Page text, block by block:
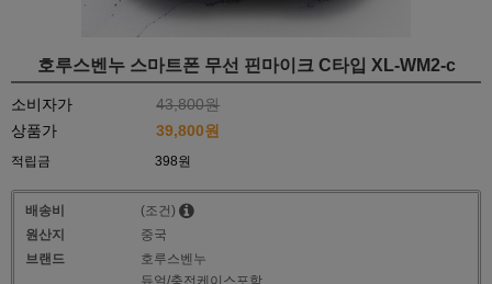
호루스벤누 스마트폰 무선 핀마이크 C타입 XL-WM2-c
소비자가
43,800원
상품가
39,800원
적립금 398원
배송비
(조건)
원산지
중국
브랜드
호루스벤누
듀얼/충전케이스포함